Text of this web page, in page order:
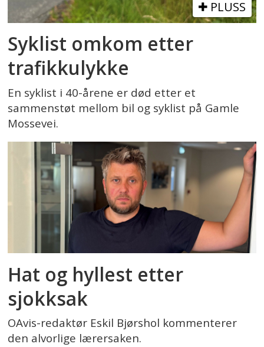
PLUSS
Syklist omkom etter
trafikkulykke
En syklist i 40-årene er død etter et
sammenstøt mellom bil og syklist på Gamle
Mossevei.
Hat og hyllest etter
sjokksak
OAvis-redaktør Eskil Bjørshol kommenterer
den alvorlige lærersaken.